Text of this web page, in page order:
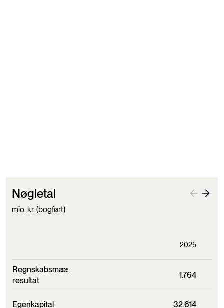
Nøgletal
mio. kr. (bogført)
2025
Regnskabsmæssige
resultat
1.764
Egenkapital 32.614